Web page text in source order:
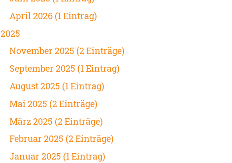
April 2026 (1 Eintrag)
2025
November 2025 (2 Einträge)
September 2025 (1 Eintrag)
August 2025 (1 Eintrag)
Mai 2025 (2 Einträge)
März 2025 (2 Einträge)
Februar 2025 (2 Einträge)
Januar 2025 (1 Eintrag)